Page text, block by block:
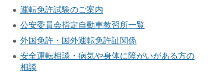
運転免許試験のご案内
公安委員会指定自動車教習所一覧
外国免許・国外運転免許証関係
安全運転相談・病気や身体に障がいがある方の
相談